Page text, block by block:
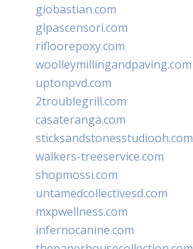
giobastian.com
glpascensori.com
rifloorepoxy.com
woolleymillingandpaving.com
uptonpvd.com
2troublegrill.com
casateranga.com
sticksandstonesstudiooh.com
walkers-treeservice.com
shopmossi.com
untamedcollectivesd.com
mxpwellness.com
infernocanine.com